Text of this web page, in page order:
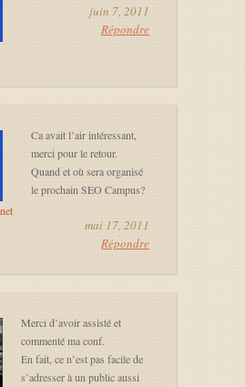
juin 7, 2011
Répondre
Ca avait l’air intéressant,
merci pour le retour.
Quand et où sera organisé
le prochain SEO Campus?
mai 17, 2011
Répondre
Merci d’avoir assisté et
commenté ma conf.
En fait, ce n’est pas facile de
s’adresser à un public aussi